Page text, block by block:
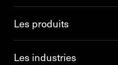
Les produits
Les industries